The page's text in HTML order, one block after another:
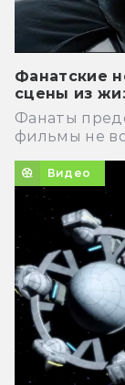
Фанатские
сцены из
Фанаты
фильмы не
Видео